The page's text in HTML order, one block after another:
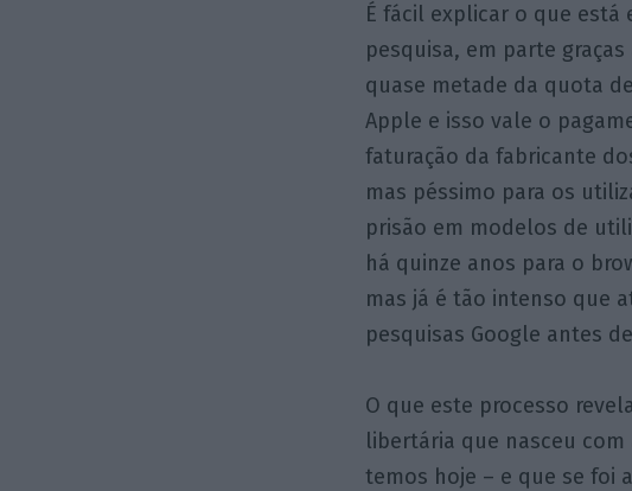
É fácil explicar o que está
pesquisa, em parte
quase metade da quota
Apple e isso vale o
faturação da fabricante
mas péssimo para os
prisão em modelos de
há quinze anos para o
mas já é tão intenso que
pesquisas Google antes
O que este processo
libertária que nasceu
temos hoje – e que se foi